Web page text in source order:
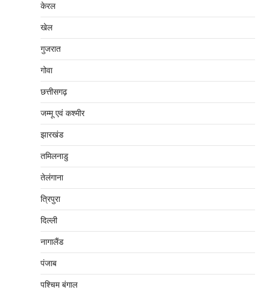
केरल
खेल
गुजरात
गोवा
छत्तीसगढ़
जम्‍मू एवं कश्‍मीर
झारखंड
तमिलनाडु
तेलंगाना
त्रिपुरा
दिल्‍ली
नागालैंड
पंजाब
पश्चिम बंगाल